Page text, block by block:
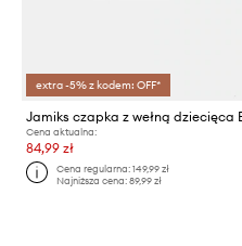
extra -5% z kodem: OFF*
Cena aktualna:
84,99 zł
Cena regularna:149,99 zł
Najniższa cena:89,99 zł